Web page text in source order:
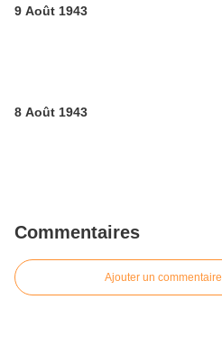
9 Août 1943
8 Août 1943
Commentaires
Ajouter un commentaire